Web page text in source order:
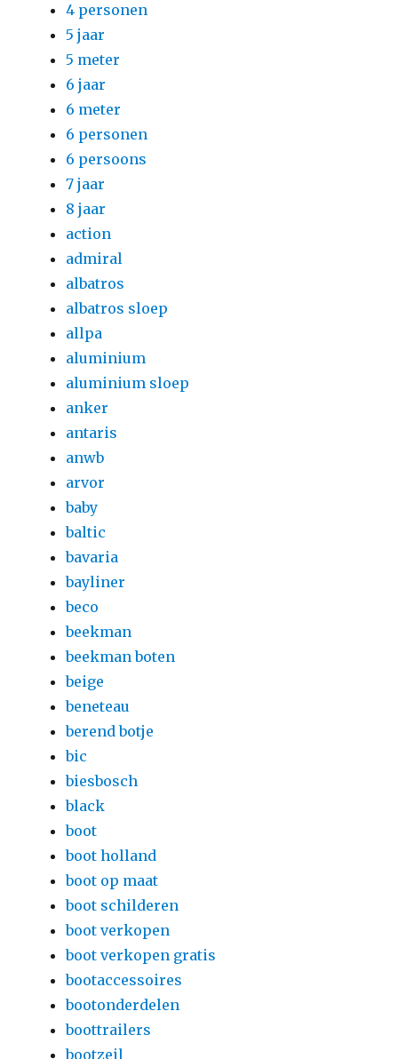
4 personen
5 jaar
5 meter
6 jaar
6 meter
6 personen
6 persoons
7 jaar
8 jaar
action
admiral
albatros
albatros sloep
allpa
aluminium
aluminium sloep
anker
antaris
anwb
arvor
baby
baltic
bavaria
bayliner
beco
beekman
beekman boten
beige
beneteau
berend botje
bic
biesbosch
black
boot
boot holland
boot op maat
boot schilderen
boot verkopen
boot verkopen gratis
bootaccessoires
bootonderdelen
boottrailers
bootzeil